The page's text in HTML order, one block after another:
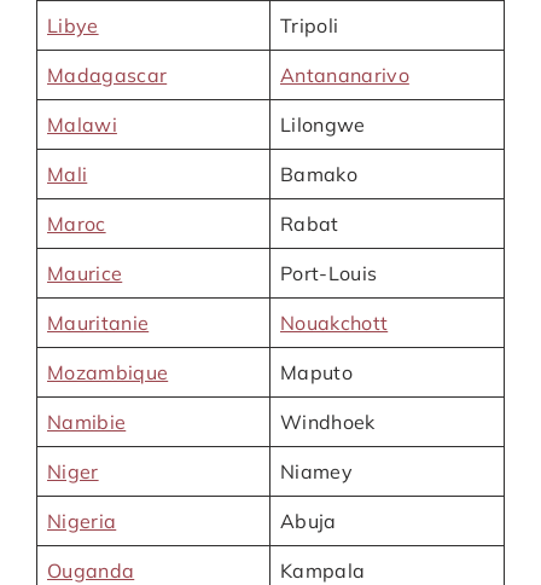
Libye Tripoli
Madagascar Antananarivo
Malawi Lilongwe
Mali Bamako
Maroc Rabat
Maurice Port-Louis
Mauritanie Nouakchott
Mozambique Maputo
Namibie Windhoek
Niger Niamey
Nigeria Abuja
Ouganda Kampala